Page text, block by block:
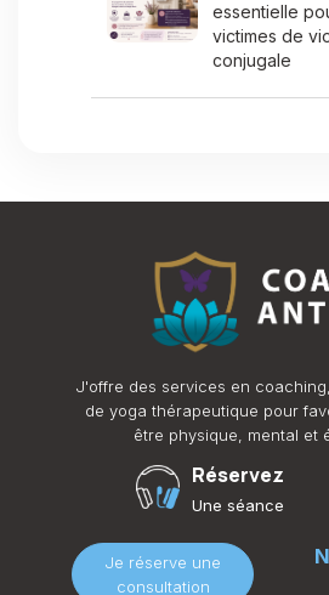
essentielle
victimes de
conjugale
J'offre des services en
de yoga thérapeutique pour
être physique, mental et
Réservez
Une séance
Je réserve une
consultation